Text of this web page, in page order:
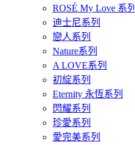
ROSÉ My Love 系列
迪士尼系列
戀人系列
Nature系列
A LOVE系列
初綻系列
Eternity 永恆系列
閃耀系列
珍愛系列
愛完美系列